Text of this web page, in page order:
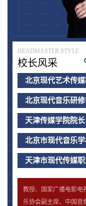
HEADMASTER STYLE
校长风采
北京现代艺术传
北京现代音乐研
天津传媒学院院长
北京市现代音乐
天津市现代传媒
教授、国家广播电影电
乐协会副主席、中国音